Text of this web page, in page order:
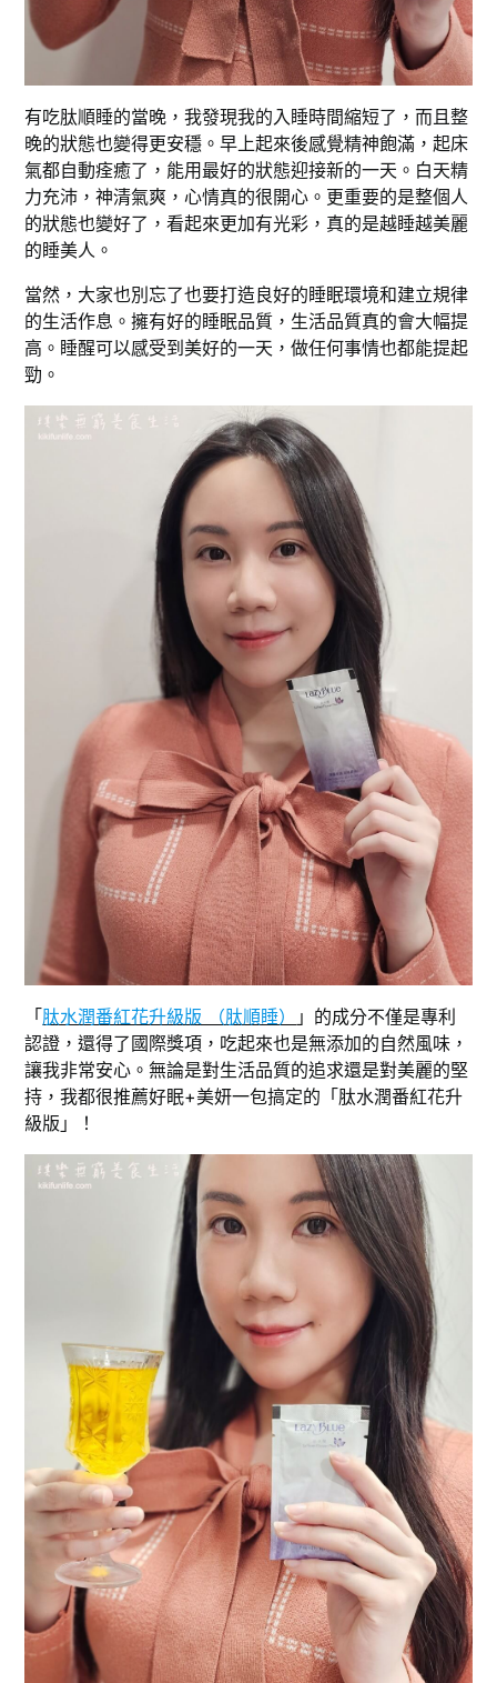
有吃肽順睡的當晚，我發現我的入睡時間縮短了，而且整
晚的狀態也變得更安穩。早上起來後感覺精神飽滿，起床
氣都自動痊癒了，能用最好的狀態迎接新的一天。白天精
力充沛，神清氣爽，心情真的很開心。更重要的是整個人
的狀態也變好了，看起來更加有光彩，真的是越睡越美麗
的睡美人。
當然，大家也別忘了也要打造良好的睡眠環境和建立規律
的生活作息。擁有好的睡眠品質，生活品質真的會大幅提
高。睡醒可以感受到美好的一天，做任何事情也都能提起
勁。
「肽水潤番紅花升級版 （肽順睡）
」的成分不僅是專利
認證，還得了國際獎項，吃起來也是無添加的自然風味，
讓我非常安心。無論是對生活品質的追求還是對美麗的堅
持，我都很推薦好眠+美妍一包搞定的「肽水潤番紅花升
級版」！